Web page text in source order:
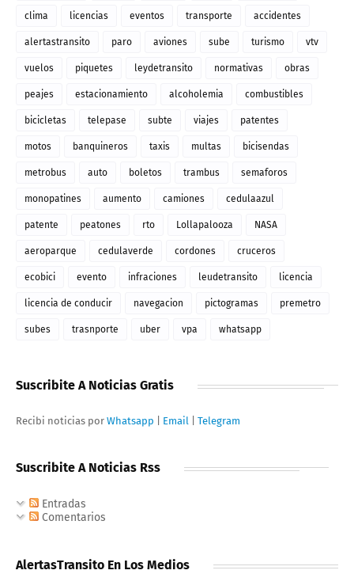
clima licencias eventos transporte accidentes
alertastransito paro aviones sube turismo vtv
vuelos piquetes leydetransito normativas obras
peajes estacionamiento alcoholemia combustibles
bicicletas telepase subte viajes patentes
motos banquineros taxis multas bicisendas
metrobus auto boletos trambus semaforos
monopatines aumento camiones cedulaazul
patente peatones rto Lollapalooza NASA
aeroparque cedulaverde cordones cruceros
ecobici evento infraciones leudetransito licencia
licencia de conducir navegacion pictogramas premetro
subes trasnporte uber vpa whatsapp
Suscribite A Noticias Gratis
Recibi noticias por Whatsapp Email Telegram
Suscribite A Noticias Rss
Entradas
Comentarios
AlertasTransito En Los Medios